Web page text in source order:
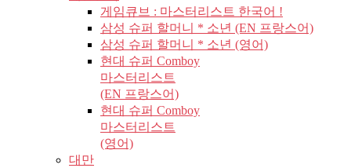
게임큐브 : 마스터리스트 한국어 !
삼성 슈퍼 할머니 * 소년 (EN 프랑스어)
삼성 슈퍼 할머니 * 소년 (영어)
현대 슈퍼 Comboy
마스터리스트
(EN 프랑스어)
현대 슈퍼 Comboy
마스터리스트
(영어)
대만